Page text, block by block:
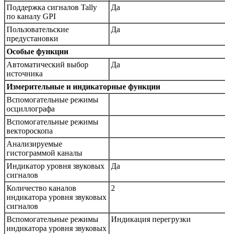
Поддержка сигналов Tally
по каналу GPI
Да
Пользовательские
предустановки
Да
Особые функции
Автоматический выбор
источника
Да
Измерительные и индикаторные функции
Вспомогательные режимы
осциллографа
Вспомогательные режимы
вектороскопа
Анализируемые
гистограммой каналы
Индикатор уровня звуковых
сигналов
Да
Количество каналов
индикатора уровня звуковых
сигналов
2
Вспомогательные режимы
индикатора уровня звуковых
Индикация перегрузки